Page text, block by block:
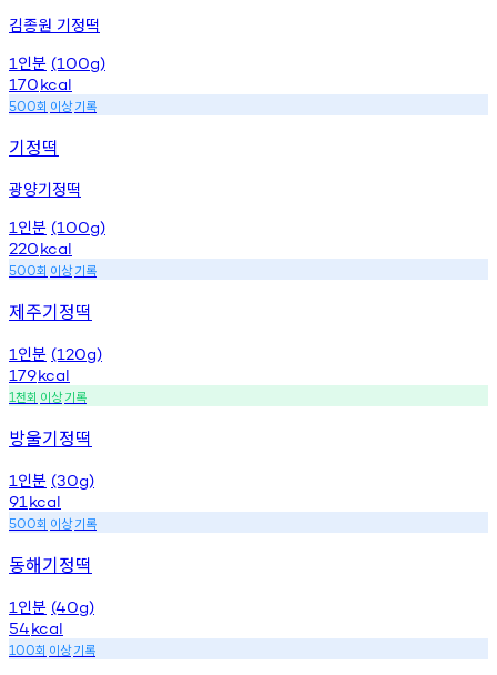
김종원 기정떡
1 인분 (100g)
170kcal
500회 이상기록
기정떡
광양기정떡
1 인분 (100g)
220kcal
500회 이상기록
제주기정떡
1 인분 (120g)
179kcal
1천회 이상기록
방울기정떡
1 인분 (30g)
91 kcal
500회 이상기록
동해기정떡
1 인분 (40g)
54kcal
100회 이상기록